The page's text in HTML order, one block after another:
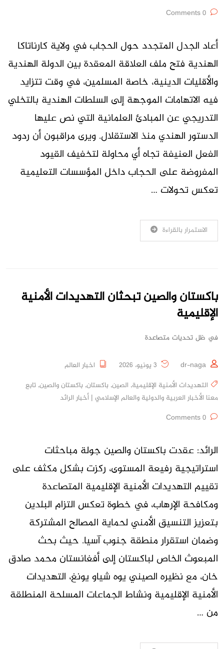
أعاد الجدل المتجدد حول الحجاب في ولاية كارناتاكا
الهندية فتح ملف العلاقة المعقدة بين الدولة الهندية
والأقليات الدينية، خاصة المسلمين، في وقت تتزايد
فيه الاتهامات الموجهة إلى السلطات الهندية بالتخلي
التدريجي عن المبادئ العلمانية التي نص عليها
الدستور الهندي منذ الاستقلال. ويرى مراقبون أن ردود
الفعل العنيفة تجاه أي محاولة لتخفيف القيود
المفروضة على الحجاب داخل المؤسسات التعليمية
تعكس تحولات …
الاستمرار بالقراءة
باكستان والصين تبحثان التهديدات الأمنية
الإقليمية
في ظل تحديات متصاعدة
dr-naga
اخبار العالم
التهديدات الأمنية الإقليمية, الصين, باكستان, باكستان والصين, تابع
معنا الأخبار العربية والدولية والعالم الإسلامي | أخبار الرائد
الرائد: عقدت باكستان والصين جولة مباحثات
استراتيجية رفيعة المستوى، ركزت بشكل مكثف على
تقييم التهديدات الأمنية الإقليمية المتصاعدة
ومكافحة الإرهاب، في خطوة تعكس التزام البلدين
بتعزيز التنسيق الأمني لحماية المصالح المشتركة
وضمان استقرار منطقة جنوب آسيا. حيث بحث
المبعوث الخاص لباكستان إلى أفغانستان محمد صادق
خان، مع نظيره الصيني يوه شياو يونغ، التهديدات
الأمنية الإقليمية ونشاط الجماعات المسلحة المنطلقة
من …